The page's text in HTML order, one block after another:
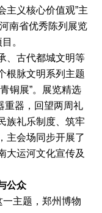
义核心价值观”主
南省优秀陈列展览
。
、古代都城文明等
根脉文明系列主题
铜展”。展览精选
重器，回望两周礼
族礼乐制度、筑牢
主会场同步开展了
大运河文化宣传及
公众
一主题，郑州博物